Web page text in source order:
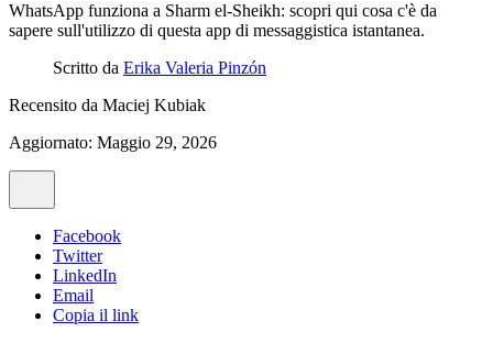
WhatsApp funziona a Sharm el-Sheikh: scopri qui cosa c'è da
sapere sull'utilizzo di questa app di messaggistica istantanea.
Scritto da Erika Valeria Pinzón
Recensito da Maciej Kubiak
Aggiornato: Maggio 29, 2026
Facebook
Twitter
LinkedIn
Email
Copia il link